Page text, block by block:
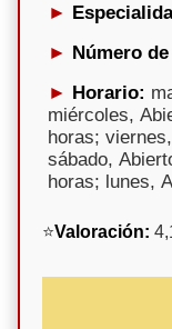
Número
Horario:
miércoles,
horas;
sábado,
horas; lunes,
⭐Valoración: